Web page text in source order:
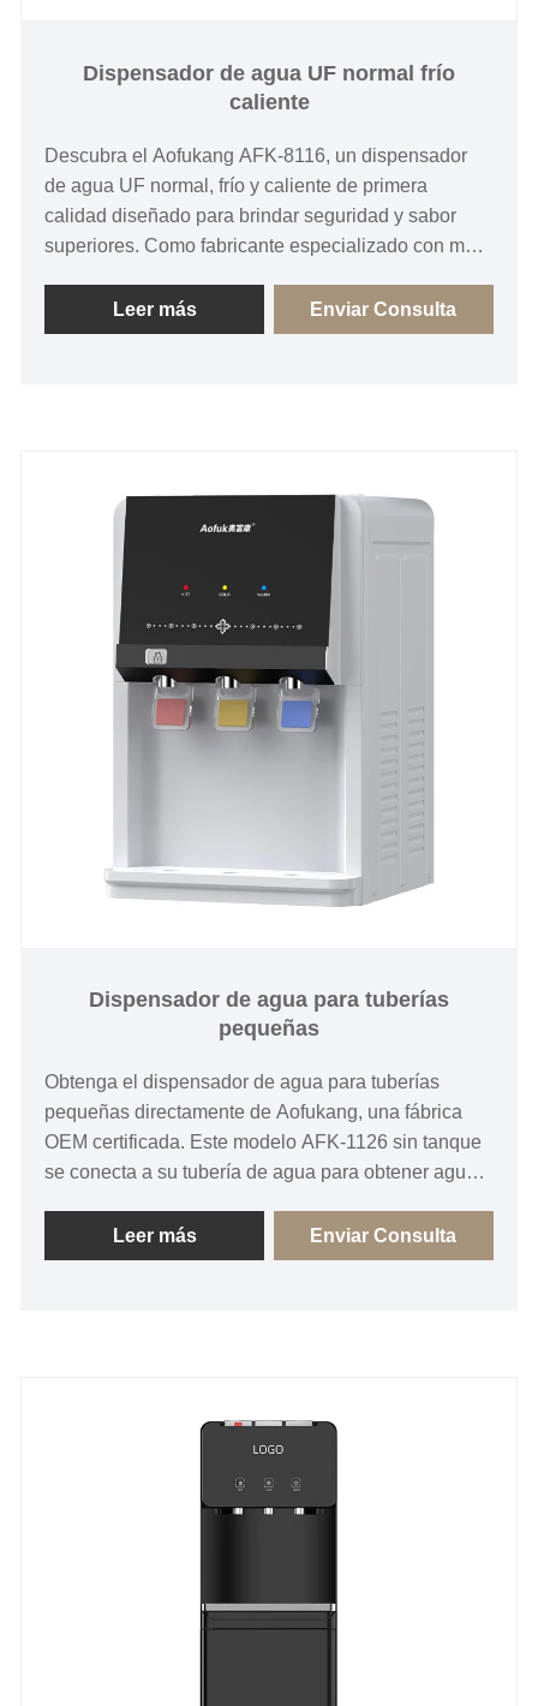
Dispensador de agua UF normal frío
caliente
Descubra el Aofukang AFK-8116, un dispensador
de agua UF normal, frío y caliente de primera
calidad diseñado para brindar seguridad y sabor
superiores. Como fabricante especializado con más
avanzada de membrana UF con control remoto y
táctil inteligente. Benefíciese de nuestras líneas de
Leer más Enviar Consulta
Dispensador de agua para tuberías
pequeñas
Obtenga el dispensador de agua para tuberías
pequeñas directamente de Aofukang, una fábrica
OEM certificada. Este modelo AFK-1126 sin tanque
se conecta a su tubería de agua para obtener agua
mayoristas directos de fábrica, MOQ flexible y
cumplimiento global de CE/CB.
Leer más Enviar Consulta